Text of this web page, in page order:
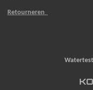
Retourneren